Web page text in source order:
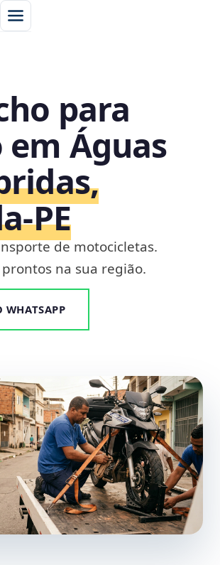
para
Águas
de motocicletas.
na sua região.
WHATSAPP